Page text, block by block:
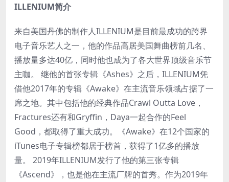
ILLENIUM简介
来自美国丹佛的制作人ILLENIUM是目前最成功的跨界
电子音乐艺人之一，他的作品高居美国舞曲榜前几名、
播放量多达40亿，同时他也成为了各大世界顶级音乐节
主咖。 继他的首张专辑《Ashes》之后，ILLENIUM凭
借他2017年的专辑《Awake》在主流音乐领域占据了一
席之地。其中包括他的经典作品Crawl Outta Love，
Fractures还有和Gryffin，Daya一起合作的Feel
Good，都取得了重大成功。《Awake》在12个国家的
iTunes电子专辑榜都居于榜首，获得了1亿多的播放
量。 2019年ILLENIUM发行了他的第三张专辑
《Ascend》，也是他在主流厂牌的首秀。作为2019年